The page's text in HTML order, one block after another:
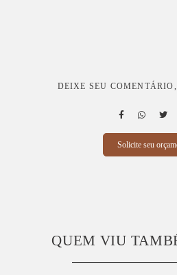
DEIXE SEU
Solicite seu
QUEM VIU